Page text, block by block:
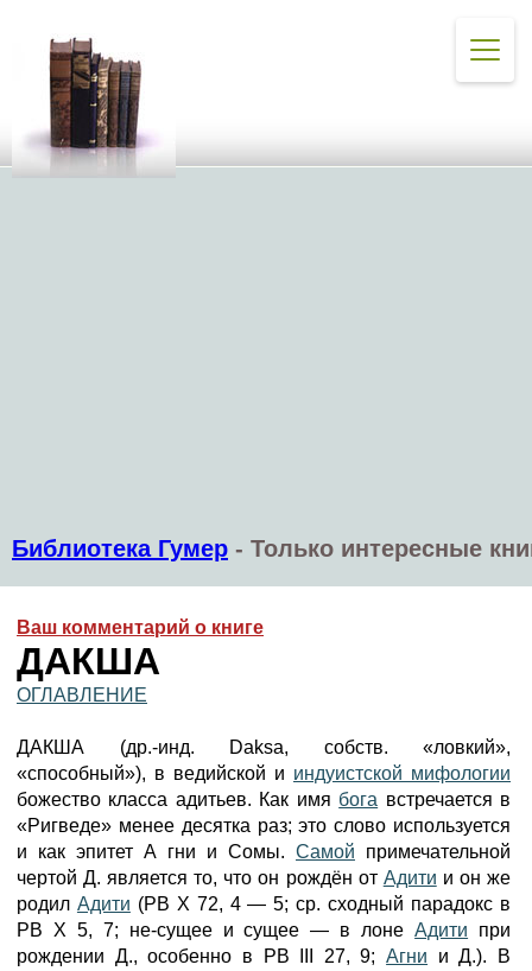
Библиотека Гумер - Только интересные
Ваш комментарий о книге
ДАКША
ОГЛАВЛЕНИЕ
ДАКША (др.-инд. Daksa, собств. «ловкий»,
«способный»), в ведийской и индуистской мифологии
божество класса адитьев. Как имя бога встречается в
«Ригведе» менее десятка раз; это слово используется
и как эпитет А гни и Сомы. Самой примечательной
чертой Д. является то, что он рождён от Адити и он же
родил Адити (PB X 72, 4 — 5; ср. сходный парадокс в
PB X 5, 7; не-сущее и сущее — в лонеАдити при
рождении Д., особенно в PB III 27, 9;Агни и Д.). В